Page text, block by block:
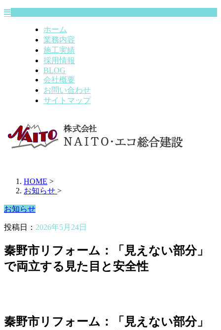
ホーム
業務内容
施工実績
採用情報
BLOG
会社概要
お問い合わせ
サイトマップ
HOME >
お知らせ >
お知らせ
投稿日： 2026年5月24日
秦野市リフォーム：「見えない部分」
で両立する見た目と安全性
秦野市リフォーム：「見えない部分」